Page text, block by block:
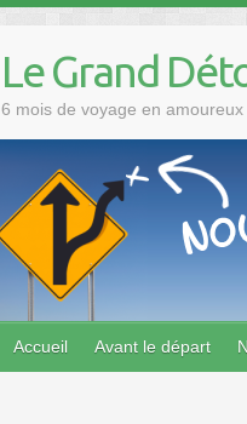
Le Grand
6 mois de voyage en
Accueil Avant le départ